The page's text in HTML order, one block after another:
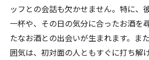
ッフとの会話も欠かせません。特に、
一杯や、その日の気分に合ったお酒を
たなお酒との出会いが生まれます。ま
囲気は、初対面の人ともすぐに打ち解